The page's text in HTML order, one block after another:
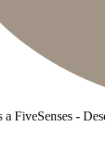
a FiveSenses -